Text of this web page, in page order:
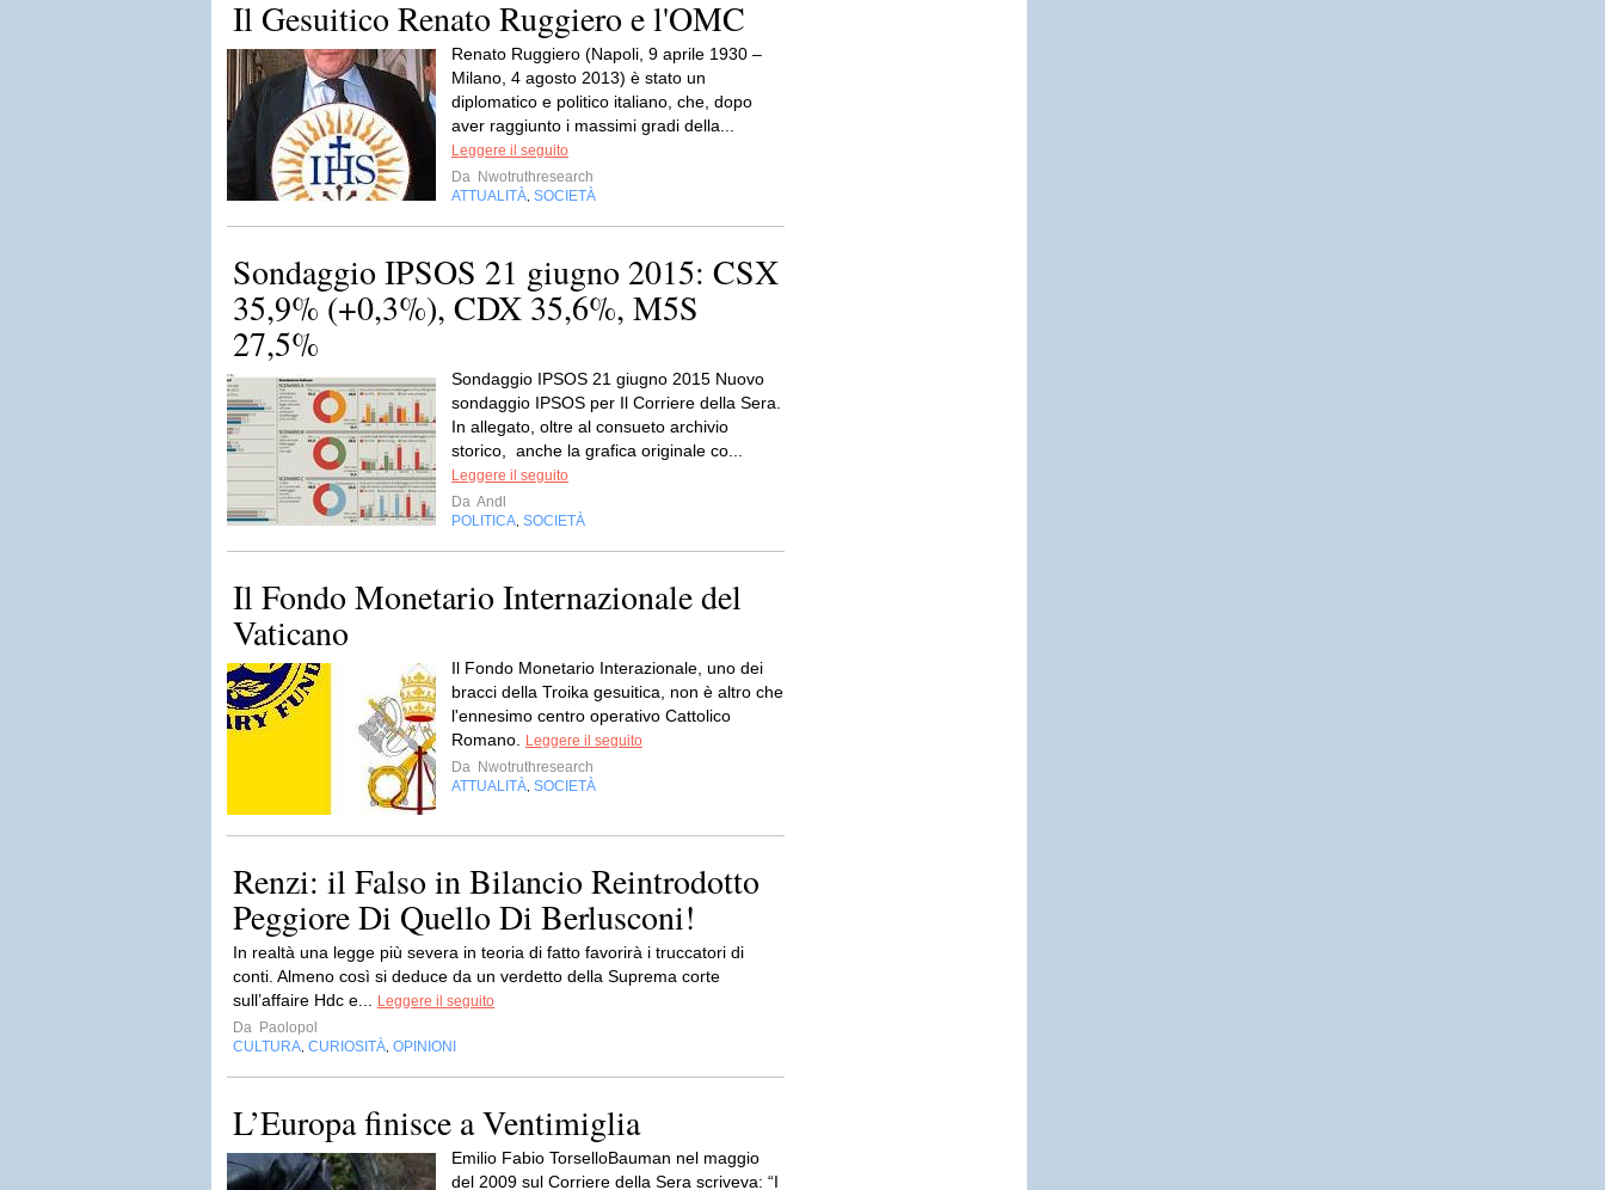
Il Gesuitico Renato Ruggiero e l'OMC
Renato Ruggiero (Napoli, 9 aprile 1930 –
Milano, 4 agosto 2013) è stato un
diplomatico e politico italiano, che, dopo
aver raggiunto i massimi gradi della...
Leggere il seguito
Da Nwotruthresearch
ATTUALITÀ SOCIETÀ
Sondaggio IPSOS 21 giugno 2015: CSX
35,9% (+0,3%), CDX 35,6%, M5S
27,5%
Sondaggio IPSOS 21 giugno 2015 Nuovo
sondaggio IPSOS per Il Corriere della Sera.
In allegato, oltre al consueto archivio
storico, anche la grafica originale co...
Leggere il seguito
Da Andl
POLITICA SOCIETÀ
Il Fondo Monetario Internazionale del
Vaticano
Il Fondo Monetario Interazionale, uno dei
bracci della Troika gesuitica, non è altro che
l'ennesimo centro operativo Cattolico
Romano.
Leggere il seguito
Da Nwotruthresearch
ATTUALITÀ SOCIETÀ
Renzi: il Falso in Bilancio Reintrodotto
Peggiore Di Quello Di Berlusconi!
In realtà una legge più severa in teoria di fatto favorirà i truccatori di
conti. Almeno così si deduce da un verdetto della Suprema corte
sull’affaire Hdc e...
Leggere il seguito
Da Paolopol
CULTURA CURIOSITÀ OPINIONI
L’Europa finisce a Ventimiglia
Emilio Fabio TorselloBauman nel maggio
del 2009 sul Corriere della Sera scriveva: “I